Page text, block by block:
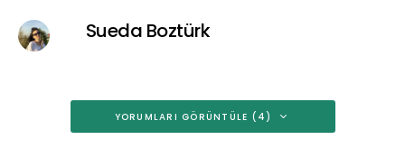
Sueda Boztürk
YORUMLARI GÖRÜNTÜLE (4)